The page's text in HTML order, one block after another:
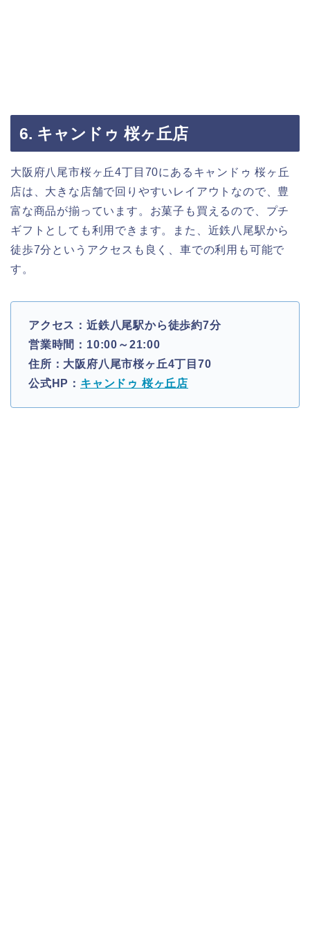
6. キャンドゥ 桜ヶ丘店
大阪府八尾市桜ヶ丘4丁目70にあるキャンドゥ 桜ヶ丘
店は、大きな店舗で回りやすいレイアウトなので、豊
富な商品が揃っています。お菓子も買えるので、プチ
ギフトとしても利用できます。また、近鉄八尾駅から
徒歩7分というアクセスも良く、車での利用も可能で
す。
アクセス：近鉄八尾駅から徒歩約7分
営業時間：10:00～21:00
住所：大阪府八尾市桜ヶ丘4丁目70
公式HP： キャンドゥ 桜ヶ丘店